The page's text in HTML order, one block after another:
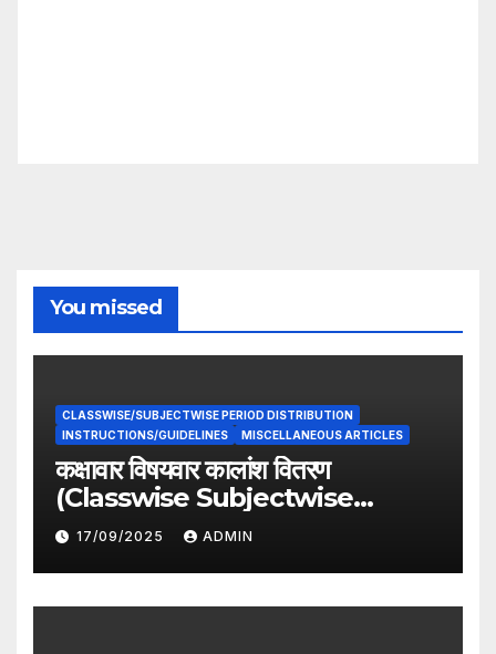
You missed
CLASSWISE/SUBJECTWISE PERIOD DISTRIBUTION
INSTRUCTIONS/GUIDELINES
MISCELLANEOUS ARTICLES
कक्षावार विषयवार कालांश वितरण
(Classwise Subjectwise
period distribution)
17/09/2025 ADMIN